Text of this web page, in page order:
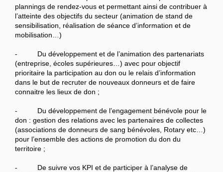
plannings de rendez-vous et permettant ainsi de contribuer à
l’atteinte des objectifs du secteur (animation de stand de
sensibilisation, réalisation de séance d’information et de
mobilisation…)
- Du développement et de l’animation des partenariats
(entreprise, écoles supérieures…) avec pour objectif
prioritaire la participation au don ou le relais d’information
dans le but de recruter de nouveaux donneurs et de faire
connaitre les lieux de don ;
- Du développement de l’engagement bénévole pour le
don : gestion des relations avec les partenaires de collectes
(associations de donneurs de sang bénévoles, Rotary etc…)
pour l’ensemble des actions de promotion du don du
territoire ;
- De suivre vos KPI et de participer à l’analyse de